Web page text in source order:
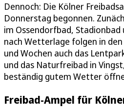
Dennoch: Die Kölner
Donnerstag begonnen.
im Ossendorfbad, Stadionbad
nach Wetterlage folgen in
und Wochen auch das
und das Naturfreibad in
beständig gutem Wetter
Freibad-Ampel für